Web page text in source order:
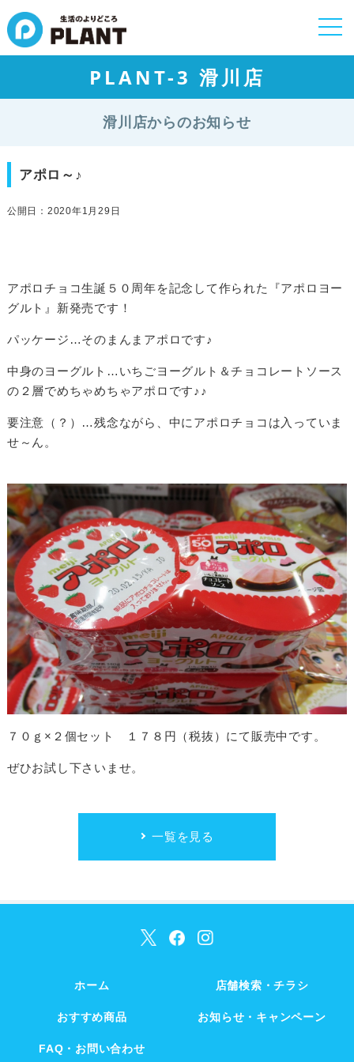
PLANT-3 滑川店
滑川店からのお知らせ
アポロ～♪
公開日：2020年1月29日
アポロチョコ生誕５０周年を記念して作られた『アポロヨー
グルト』新発売です！
パッケージ…そのまんまアポロです♪
中身のヨーグルト…いちごヨーグルト＆チョコレートソース
の２層でめちゃめちゃアポロです♪♪
要注意（？）…残念ながら、中にアポロチョコは入っていま
せ～ん。
７０ｇ×２個セット １７８円（税抜）にて販売中です。
ぜひお試し下さいませ。
一覧を見る
ホーム 店舗検索・チラシ
おすすめ商品 お知らせ・キャンペーン
FAQ・お問い合わせ